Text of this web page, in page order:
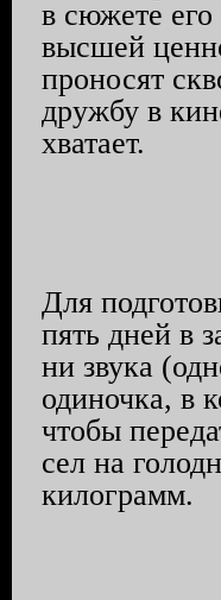
в сюжете его
высшей
проносят
дружбу в
хватает.
Для
пять дней в
ни звука
одиночка, в
чтобы
сел на
килограмм.